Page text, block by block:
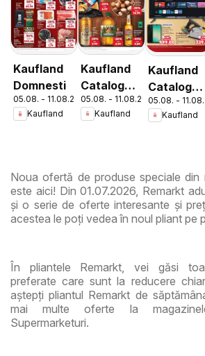
Kaufland
Domnesti
05.08. - 11.08.2026
Kaufland
Kaufland
Catalog
Tematic
05.08. - 11.08.2026
Kaufland
Kaufland
Catalog
Nonfood
05.08. -
Kaufland
Noua ofertă de produse speciale din
este aici! Din 01.07.2026, Remarkt
și o serie de oferte interesante și
acestea le poți vedea în noul pliant pe
În pliantele Remarkt, vei găsi
preferate care sunt la reducere
aștepți pliantul Remarkt de
mai multe oferte la
Supermarketuri.